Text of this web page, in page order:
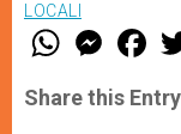
LOCALI
W
t
s
M
e
s
e
F
a
e
b
Share this Entry